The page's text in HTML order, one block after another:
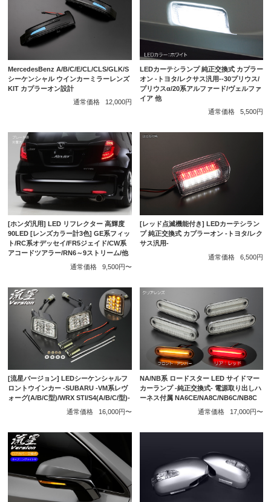
MercedesBenz A/B/C/E/CL/CLS/GLK/S
シーケンシャル ウインカーミラーレンズ
KIT カプラーオン設計
通常価格
12,000円
LEDカーテシランプ 純正交換式 カプラー
オン -トヨタ/レクサス汎用--30プリウス/
プリウスα/20系アルファード/ヴェルファ
イア 他
通常価格
5,500円
[ホンダ汎用] LED リフレクター 高輝度
90LED [レンズカラー計3色] GE系フィッ
ト/RC系オデッセイ/FR5ジェイド/CW系
アコードツアラー/RN6～9ストリーム/他
通常価格
9,500円〜
[レッド点滅機能付き] LEDカーテシラン
プ 純正交換式 カプラーオン -トヨタ/レク
サス汎用-
通常価格
6,500円
[流星バージョン] LEDシーケンシャルフ
ロントウインカー -SUBARU -VM系レヴ
ォーグ(A/B/C型)/WRX STI/S4(A/B/C/型)-
通常価格
16,000円〜
NA/NB系 ロードスター LED サイドマー
カーランプ -純正交換式- 電源取り出しハ
ーネス付属 NA6CE/NA8C/NB6C/NB8C
通常価格
17,000円〜